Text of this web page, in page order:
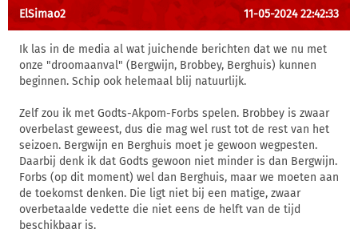
ElSimao2 11-05-2024 22:42:33
Ik las in de media al wat juichende berichten dat we nu met
onze "droomaanval" (Bergwijn, Brobbey, Berghuis) kunnen
beginnen. Schip ook helemaal blij natuurlijk.
Zelf zou ik met Godts-Akpom-Forbs spelen. Brobbey is zwaar
overbelast geweest, dus die mag wel rust tot de rest van het
seizoen. Bergwijn en Berghuis moet je gewoon wegpesten.
Daarbij denk ik dat Godts gewoon niet minder is dan Bergwijn.
Forbs (op dit moment) wel dan Berghuis, maar we moeten aan
de toekomst denken. Die ligt niet bij een matige, zwaar
overbetaalde vedette die niet eens de helft van de tijd
beschikbaar is.